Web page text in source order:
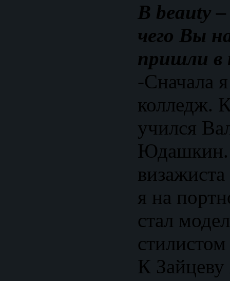
В beauty
чего Вы
пришли в
-Сначала
колледж.
учился
Юдашкин.
я на
стал
К Зайцеву